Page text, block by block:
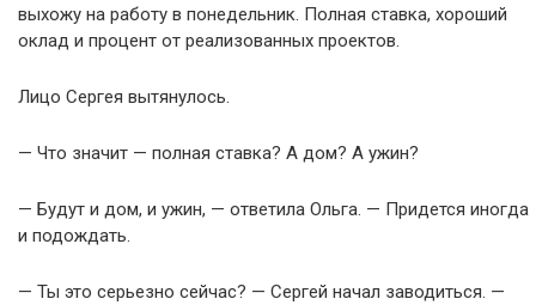
выхожу на работу в понедельник. Полная ставка, хороший
оклад и процент от реализованных проектов.
Лицо Сергея вытянулось.
— Что значит — полная ставка? А дом? А ужин?
— Будут и дом, и ужин, — ответила Ольга. — Придется иногда
и подождать.
— Ты это серьезно сейчас? — Сергей начал заводиться. —